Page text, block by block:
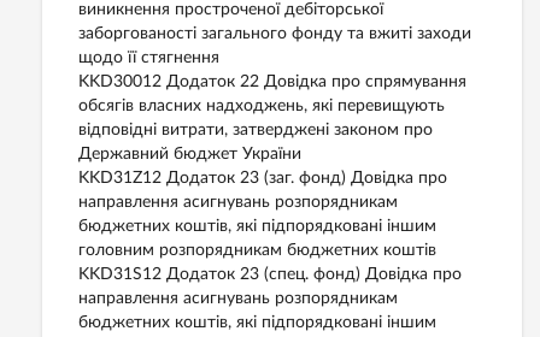
виникнення простроченої дебіторської
заборгованості загального фонду та вжиті заходи
щодо її стягнення
KKD30012 Додаток 22 Довідка про спрямування
обсягів власних надходжень, які перевищують
відповідні витрати, затверджені законом про
Державний бюджет України
KKD31Z12 Додаток 23 (заг. фонд) Довідка про
направлення асигнувань розпорядникам
бюджетних коштів, які підпорядковані іншим
головним розпорядникам бюджетних коштів
KKD31S12 Додаток 23 (спец. фонд) Довідка про
направлення асигнувань розпорядникам
бюджетних коштів, які підпорядковані іншим